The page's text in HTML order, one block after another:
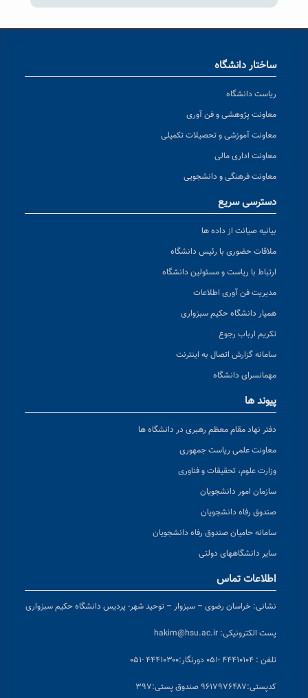
ساختار دانشگاه
ریاست دانشگاه
معاونت پژوهشی و فن آوری
معاونت آموزشی و تحصیلات تکمیلی
معاونت اداری مالی
معاونت فرهنگی و دانشجویی
دسترسی سریع
بیانیه صیانت از داده ها
ملاقات حضوری با رئیس دانشگاه
ارتباط با ریاست و مسئولین دانشگاه
مدیریت فن آوری اطلاعات
همیار دانشگاه حکیم سبزواری
تکریم ارباب رجوع
سامانه گزارش اتصال به اینترنت
مهمانسرای دانشگاه
پیوند ها
دفتر نهاد مقام معظم رهبری در دانشگاه ها
معاونت علمی ریاست جمهوری
وزارت علوم، تحقیقات و فناوری
سازمان امور دانشجویان
صندوق رفاه دانشجویان
سامانه حامیان صندوق رفاه دانشجویان
سایر دانشگاههای دولتی
اطلاعات تماس
نشانی: خراسان رضوی – سبزوار – توحید شهر- پردیس دانشگاه حکیم سبزواری
پست الکترونیکی: hakim@hsu.ac.ir
تلفن : ۴۴۴۱۰۱۰۴ -۰۵۱ دورنگار:۴۴۴۱۰۳۰۰ -۰۵۱
کدپستی:۹۶۱۷۹۷۶۴۸۷ صندوق پستی:۳۹۷